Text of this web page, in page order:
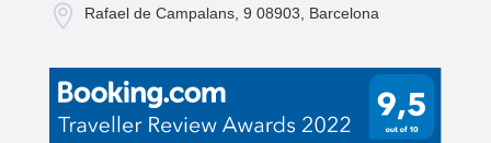
 Rafael de Campalans, 9 08903, Barcelona